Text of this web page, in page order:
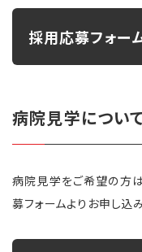
採用応募フォー
病院見学につい
病院見学をご希望の方
募フォームよりお申し込